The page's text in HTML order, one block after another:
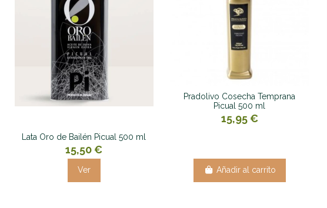
Lata Oro de Bailén Picual 500 ml
15,50 €
Ver
Pradolivo Cosecha Temprana
Picual 500 ml
15,95 €
Añadir al carrito